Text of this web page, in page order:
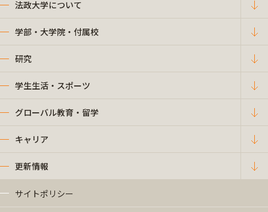
法政大学について
学部・大学院・付属校
研究
学生生活・スポーツ
グローバル教育・留学
キャリア
更新情報
サイトポリシー